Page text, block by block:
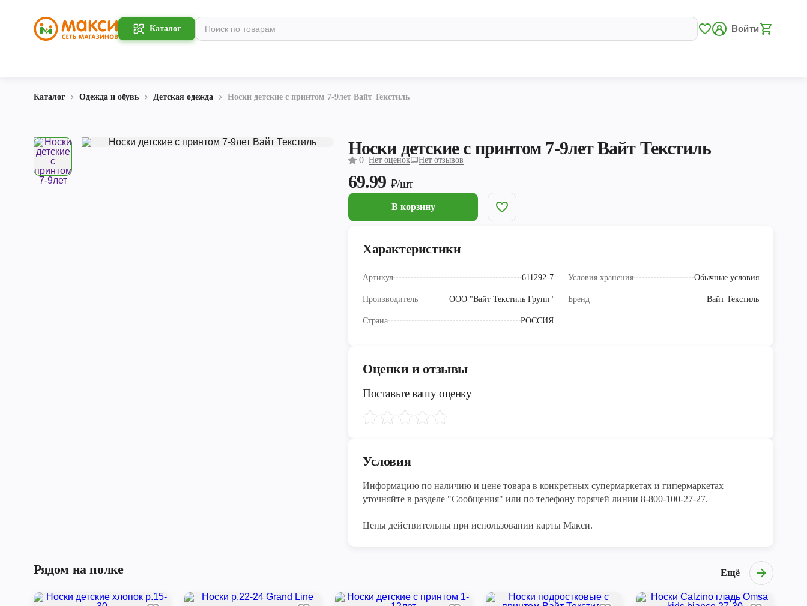
Каталог Войти
Каталог Одежда и обувь Детская одежда Носки детские с принтом 7-9лет Вайт Текстиль
Носки детские с принтом 7-9лет Вайт Текстиль
0 Нет оценок Нет отзывов
69.99 ₽/шт
В корзину
Характеристики
Артикул 611292-7 Условия хранения Обычные условия
Производитель ООО "Вайт Текстиль Групп" Бренд Вайт Текстиль
Страна РОССИЯ
Оценки и отзывы
Поставьте вашу оценку
Условия
Информацию по наличию и цене товара в конкретных супермаркетах и гипермаркетах
уточняйте в разделе "Сообщения" или по телефону горячей линии 8-800-100-27-27.
Цены действительны при использовании карты Макси.
Рядом на полке Ещё